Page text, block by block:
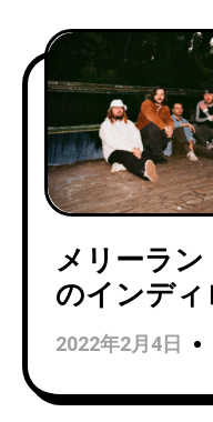
メリーラ
のインデ
Dosser が
からのニュ
「Kids 」
2022年2月4日